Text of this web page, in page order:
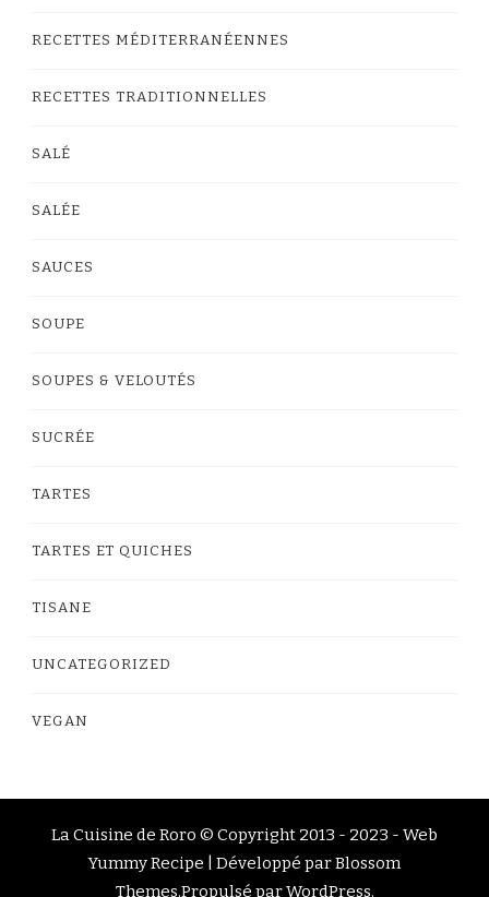
RECETTES MÉDITERRANÉENNES
RECETTES TRADITIONNELLES
SALÉ
SALÉE
SAUCES
SOUPE
SOUPES & VELOUTÉS
SUCRÉE
TARTES
TARTES ET QUICHES
TISANE
UNCATEGORIZED
VEGAN
La Cuisine de Roro © Copyright 2013 - 2023 - Web
Yummy Recipe | Développé parBlossom
Themes.Propulsé parWordPress.